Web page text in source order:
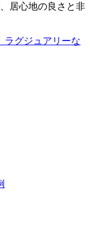
居心地の良さと非
ラグジュアリーな